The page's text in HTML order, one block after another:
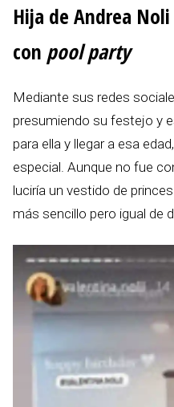
Hija de Andrea
con pool party
Mediante sus redes
presumiendo su festejo y
para ella y llegar a esa
especial. Aunque no fue
luciría un vestido de
más sencillo pero igual de